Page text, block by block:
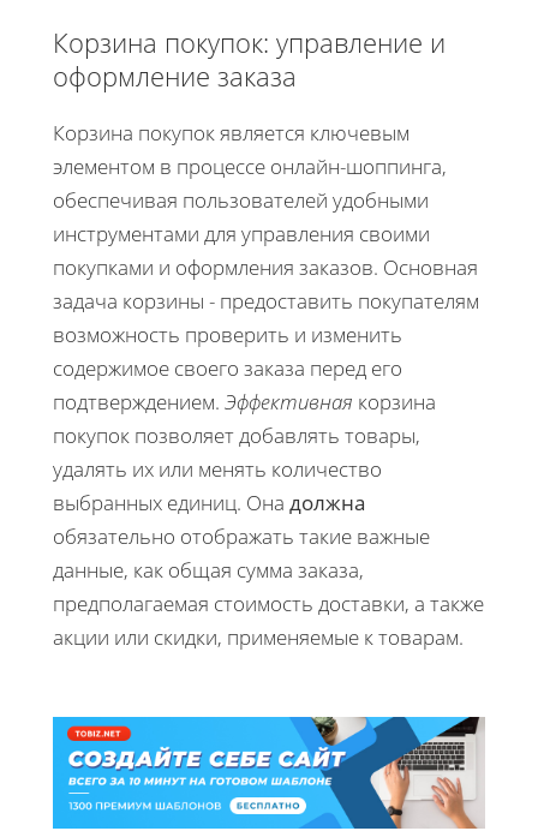
Корзина покупок: управление и
оформление заказа
Корзина покупок является ключевым
элементом в процессе онлайн-шоппинга,
обеспечивая пользователей удобными
инструментами для управления своими
покупками и оформления заказов. Основная
задача корзины - предоставить покупателям
возможность проверить и изменить
содержимое своего заказа перед его
подтверждением. Эффективная корзина
покупок позволяет добавлять товары,
удалять их или менять количество
выбранных единиц. Она должна
обязательно отображать такие важные
данные, как общая сумма заказа,
предполагаемая стоимость доставки, а также
акции или скидки, применяемые к товарам.